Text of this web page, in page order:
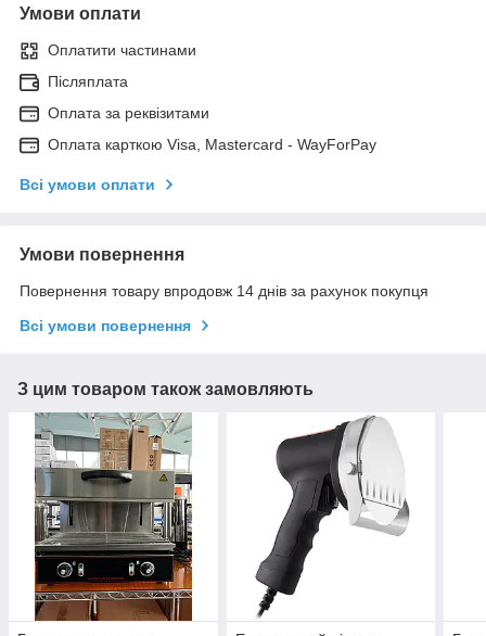
Умови оплати
Оплатити частинами
Післяплата
Оплата за реквізитами
Оплата карткою Visa, Mastercard - WayForPay
Всі умови оплати
Умови повернення
Повернення товару впродовж 14 днів за рахунок покупця
Всі умови повернення
З цим товаром також замовляють